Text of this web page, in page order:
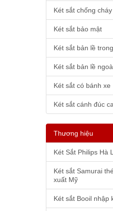
Két sắt chống cháy
Két sắt bảo mật
Két sắt bản lề trong
Két sắt bản lề
Két sắt có bánh xe
Két sắt cánh đúc
Thương hiệu
Két Sắt Philips Hà
Két sắt Samurai
xuất Mỹ
Két sắt Booil nhập